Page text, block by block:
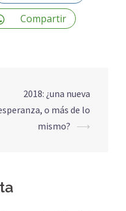
Compartir
2018: ¿una nueva
o más de lo
mismo? ⟶